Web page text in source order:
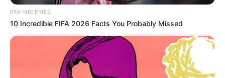
Vía Suba - Cota: desde el río Bogotá hasta la
avenida calle 170, en sentido norte – sur
Vía La Calera: desde el peaje Patios hasta la
avenida carrera 7, en sentido oriente – occidente
Vía a Choachí: desde la vía a Monserrate hasta la
avenida circunvalar, en sentido oriente – occidente
BRAINBERRIES
10 Incredible FIFA 2026 Facts You Probably Missed